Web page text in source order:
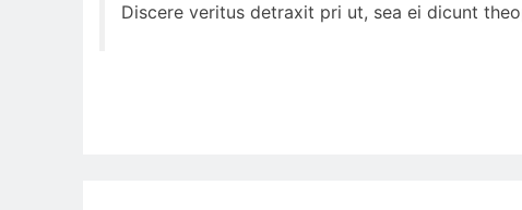
Discere veritus detraxit pri ut, sea ei dicunt